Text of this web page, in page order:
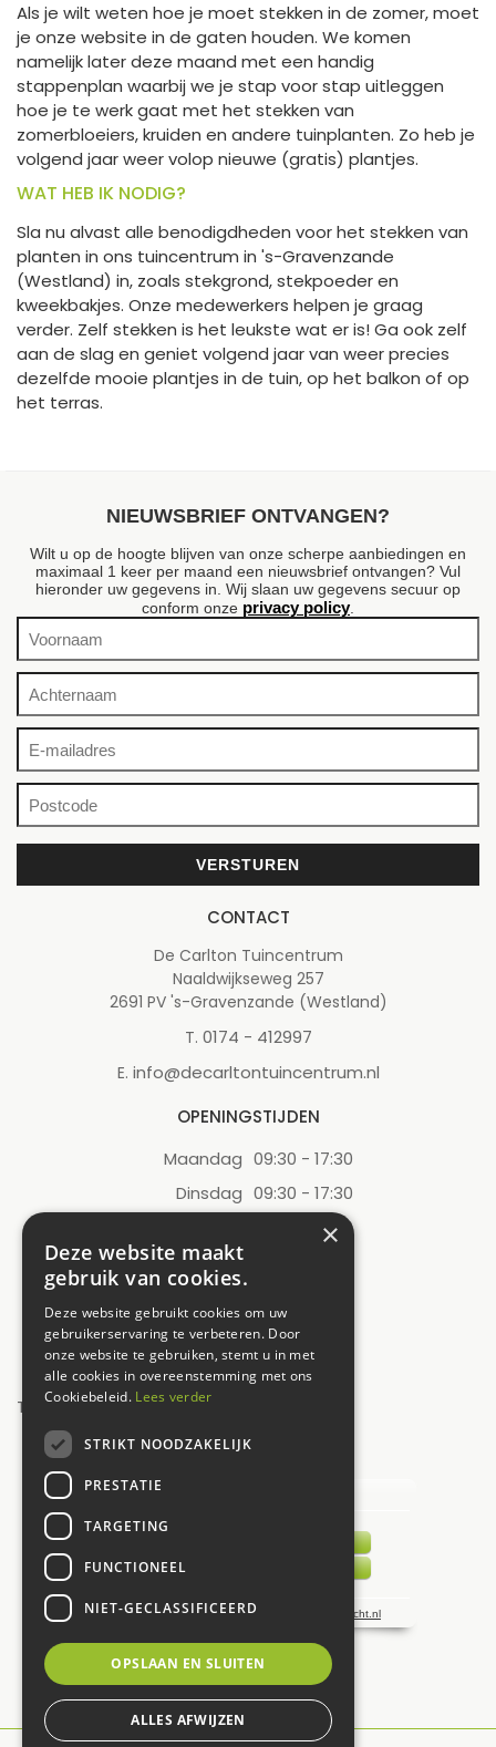
Als je wilt weten hoe je moet stekken in de zomer, moet
je onze website in de gaten houden. We komen
namelijk later deze maand met een handig
stappenplan waarbij we je stap voor stap uitleggen
hoe je te werk gaat met het stekken van
zomerbloeiers, kruiden en andere tuinplanten. Zo heb je
volgend jaar weer volop nieuwe (gratis) plantjes.
WAT HEB IK NODIG?
Sla nu alvast alle benodigdheden voor het stekken van
planten in ons tuincentrum in 's-Gravenzande
(Westland) in, zoals stekgrond, stekpoeder en
kweekbakjes. Onze medewerkers helpen je graag
verder. Zelf stekken is het leukste wat er is! Ga ook zelf
aan de slag en geniet volgend jaar van weer precies
dezelfde mooie plantjes in de tuin, op het balkon of op
het terras.
NIEUWSBRIEF ONTVANGEN?
Wilt u op de hoogte blijven van onze scherpe aanbiedingen en
maximaal 1 keer per maand een nieuwsbrief ontvangen? Vul
hieronder uw gegevens in. Wij slaan uw gegevens secuur op
conform onze privacy policy.
CONTACT
De Carlton Tuincentrum
Naaldwijkseweg 257
2691 PV 's-Gravenzande (Westland)
T. 0174 - 412997
E. info@decarltontuincentrum.nl
OPENINGSTIJDEN
Maandag 09:30 - 17:30
Dinsdag 09:30 - 17:30
09:30 - 17:30
Donderdag
Zaterdag 09:00 - 17:00
Zondag
12:00 - 17:00
Toon alle openingstijden
UW MENING TELT!
×
Deze website maakt
gebruik van cookies.
Deze website gebruikt cookies om uw
gebruikerservaring te verbeteren. Door
onze website te gebruiken, stemt u in met
alle cookies in overeenstemming met ons
Cookiebeleid. Lees verder
STRIKT NOODZAKELIJK
PRESTATIE
TARGETING
FUNCTIONEEL
NIET-GECLASSIFICEERD
OPSLAAN EN SLUITEN
ALLES AFWIJZEN